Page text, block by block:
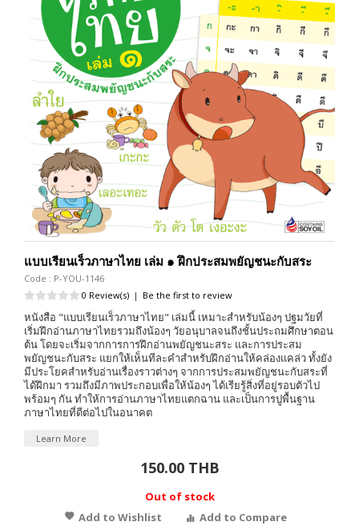
แบบเรียนเร็วภาษาไทย เล่ม ๑ ฝึกประสมพยัญชนะกับสระ
Code : P-YOU-1146
0 Review(s) | Be the first to review
หนังสือ "แบบเรียนเร็วภาษาไทย" เล่มนี้ เหมาะสำหรับน้องๆ ปฐมวัยที่
เริ่มฝึกอ่านภาษาไทยรวมถึงน้องๆ วัยอนุบาลจนถึงชั้นประถมศึกษาตอน
ต้น โดยจะเริ่มจากการการฝึกอ่านพยัญชนะสระ และการประสม
พยัญชนะกับสระ แยกให้เห็นทีละคำสำหรับฝึกอ่านให้คล่องแคล่ว ทั้งยัง
มีประโยคสำหรับอ่านเรื่องราวต่างๆ จากการประสมพยัญชนะกับสระที่
ได้ฝึกมา รวมถึงมีภาพประกอบเพื่อให้น้องๆ ได้เรียรู้สิ่งที่อยู่รอบตัวไป
พร้อมๆ กัน ทำให้การอ่านภาษาไทยแตกฉาน และเป็นการปูพื้นฐาน
ภาษาไทยที่ดีต่อไปในอนาคต
Learn More
150.00 THB
Out of stock
Add to Wishlist
Add to Compare